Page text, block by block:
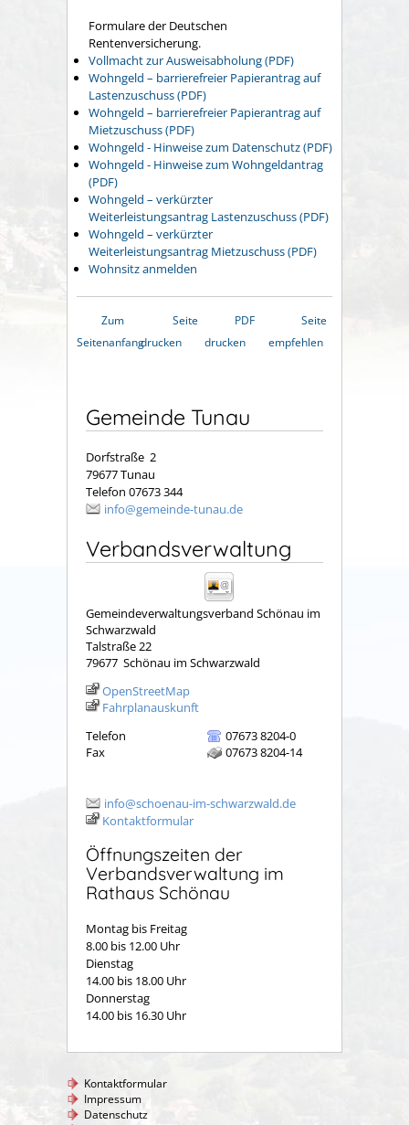
Formulare der Deutschen
Rentenversicherung.
Vollmacht zur Ausweisabholung (PDF)
Wohngeld – barrierefreier Papierantrag auf
Lastenzuschuss (PDF)
Wohngeld – barrierefreier Papierantrag auf
Mietzuschuss (PDF)
Wohngeld - Hinweise zum Datenschutz (PDF)
Wohngeld - Hinweise zum Wohngeldantrag
(PDF)
Wohngeld – verkürzter
Weiterleistungsantrag Lastenzuschuss (PDF)
Wohngeld – verkürzter
Weiterleistungsantrag Mietzuschuss (PDF)
Wohnsitz anmelden
Zum
Seitenanfang
Seite
drucken
PDF
drucken
Seite
empfehlen
Gemeinde Tunau
Dorfstraße 2
79677 Tunau
Telefon 07673 344
info@gemeinde-tunau.de
Verbandsverwaltung
Gemeindeverwaltungsverband Schönau im
Schwarzwald
Talstraße 22
79677 Schönau im Schwarzwald
OpenStreetMap
Fahrplanauskunft
Telefon
07673 8204-0
Fax
07673 8204-14
info@schoenau-im-schwarzwald.de
Kontaktformular
Öffnungszeiten der
Verbandsverwaltung im
Rathaus Schönau
Montag bis Freitag
8.00 bis 12.00 Uhr
Dienstag
14.00 bis 18.00 Uhr
Donnerstag
14.00 bis 16.30 Uhr
Kontaktformular
Impressum
Datenschutz